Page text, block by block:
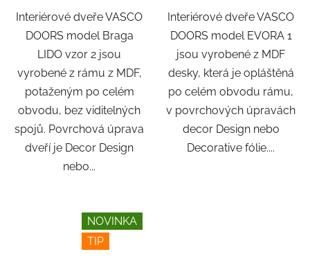
Interiérové dveře VASCO
DOORS model Braga
LIDO vzor 2 jsou
vyrobené z rámu z MDF,
potaženým po celém
obvodu, bez viditelných
spojů. Povrchová úprava
dveří je Decor Design
nebo...
Interiérové dveře VASCO
DOORS model EVORA 1
jsou vyrobené z MDF
desky, která je opláštěná
po celém obvodu rámu,
v povrchových úpravách
decor Design nebo
Decorative fólie....
NOVINKA
TIP